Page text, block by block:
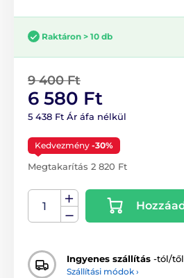
Raktáron > 10 db
9 400 Ft
6 580 Ft
5 438 Ft Ár áfa nélkül
Kedvezmény -30%
Megtakarítás 2 820 Ft
Ingyenes szállítás -tól/től
Szállítási módok ›